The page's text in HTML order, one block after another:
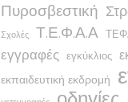
Πυροσβεστική
Σχολές Τ.Ε.Φ.Α.Α
εγγραφές εγκύκλιος
εκπαιδευτική εκδρομή